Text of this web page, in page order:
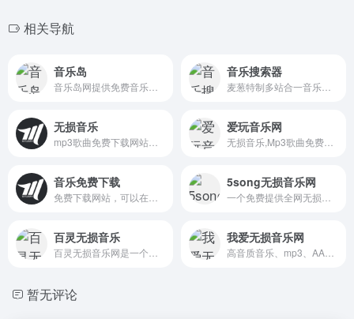
相关导航
音乐岛 音乐搜索器
无损音乐 爱玩音乐网
音乐免费下载 5song无损音乐网
百灵无损音乐 我爱无损音乐网
暂无评论